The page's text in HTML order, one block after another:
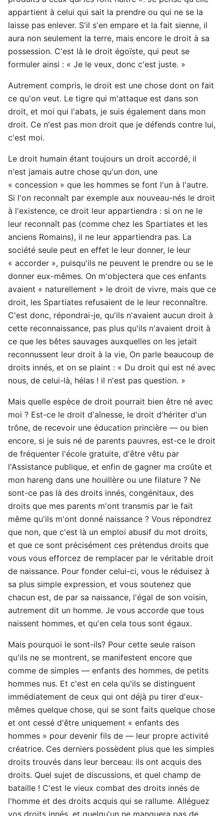
appartient à celui qui sait la prendre ou qui ne se la
laisse pas enlever. S'il s'en empare et la fait sienne, il
aura non seulement la terre, mais encore le droit à sa
possession. C'est là le droit égoïste, qui peut se
formuler ainsi : « Je le veux, donc c'est juste. »
Autrement compris, le droit est une chose dont on fait
ce qu'on veut. Le tigre qui m'attaque est dans son
droit, et moi qui l'abats, je suis également dans mon
droit. Ce n'est pas mon droit que je défends contre lui,
c'est moi.
Le droit humain étant toujours un droit accordé, il
n'est jamais autre chose qu'un don, une
« concession » que les hommes se font l'un à l'autre.
Si l'on reconnaît par exemple aux nouveau-nés le droit
à l'existence, ce droit leur appartiendra : si on ne le
leur reconnaît pas (comme chez les Spartiates et les
anciens Romains), il ne leur appartiendra pas. La
société seule peut en effet le leur donner, le leur
« accorder », puisqu'ils ne peuvent le prendre ou se le
donner eux-mêmes. On m'objectera que ces enfants
avaient « naturellement » le droit de vivre, mais que ce
droit, les Spartiates refusaient de le leur reconnaître.
C'est donc, répondrai-je, qu'ils n'avaient aucun droit à
cette reconnaissance, pas plus qu'ils n'avaient droit à
ce que les bêtes sauvages auxquelles on les jetait
reconnussent leur droit à la vie, On parle beaucoup de
droits innés, et on se plaint : « Du droit qui est né avec
nous, de celui-là, hélas ! il n'est pas question. »
Mais quelle espèce de droit pourrait bien être né avec
moi ? Est-ce le droit d'aînesse, le droit d'hériter d'un
trône, de recevoir une éducation princière — ou bien
encore, si je suis né de parents pauvres, est-ce le droit
de fréquenter l'école gratuite, d'être vêtu par
l'Assistance publique, et enfin de gagner ma croûte et
mon hareng dans une houillère ou une filature ? Ne
sont-ce pas là des droits innés, congénitaux, des
droits que mes parents m'ont transmis par le fait
même qu'ils m'ont donné naissance ? Vous répondrez
que non, que c'est là un emploi abusif du mot droits,
et que ce sont précisément ces prétendus droits que
vous vous efforcez de remplacer par le véritable droit
de naissance. Pour fonder celui-ci, vous le réduisez à
sa plus simple expression, et vous soutenez que
chacun est, de par sa naissance, l'égal de son voisin,
autrement dit un homme. Je vous accorde que tous
naissent hommes, et qu'en cela tous sont égaux.
Mais pourquoi le sont-ils? Pour cette seule raison
qu'ils ne se montrent, se manifestent encore que
comme de simples — enfants des hommes, de petits
hommes nus. Et c'est en cela qu'ils se distinguent
immédiatement de ceux qui ont déjà pu tirer d'eux-
mêmes quelque chose, qui se sont faits quelque chose
et ont cessé d'être uniquement « enfants des
hommes » pour devenir fils de — leur propre activité
créatrice. Ces derniers possèdent plus que les simples
droits trouvés dans leur berceau: ils ont acquis des
droits. Quel sujet de discussions, et quel champ de
bataille ! C'est le vieux combat des droits innés de
l'homme et des droits acquis qui se rallume. Alléguez
vos droits innés, et quelqu'un ne manquera pas de